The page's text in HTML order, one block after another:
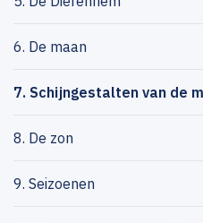
6. De maan
7. Schijngestalten van de
8. De zon
9. Seizoenen